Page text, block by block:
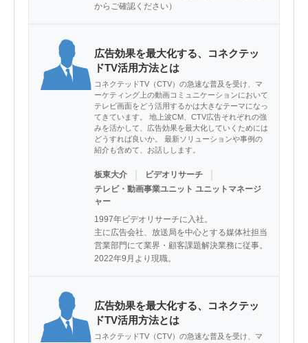
からご確認ください）
広告効果を最大化する、コネクテッ
ドTV活用方法とは
コネクテッドTV（CTV）の急速な普及を受け、マ
ーケティング上の動画コミュニケーションにおいて
テレビ画面をどう活用するかは大きなテーマになっ
てきています。 地上波CM、CTV広告それぞれの強
みを活かして、広告効果を最大化していくためには
どうすれば良いか。 最新ソリューションや事例の
紹介も含めて、お話しします。
板東大介 ビデオリサーチ
テレビ・動画事業ユニット ユニットマネージ
ャー
1997年ビデオリサーチに入社。
主に広告会社、放送局を中心とする媒体社担当
営業部門にて業界・顧客課題解決業務に従事。
2022年9月より現職。
広告効果を最大化する、コネクテッ
ドTV活用方法とは
コネクテッドTV（CTV）の急速な普及を受け、マ